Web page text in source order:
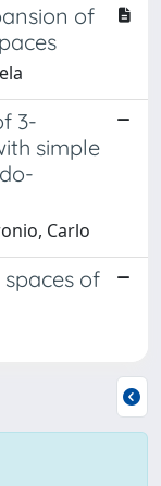
of
3-
simple
Carlo
of